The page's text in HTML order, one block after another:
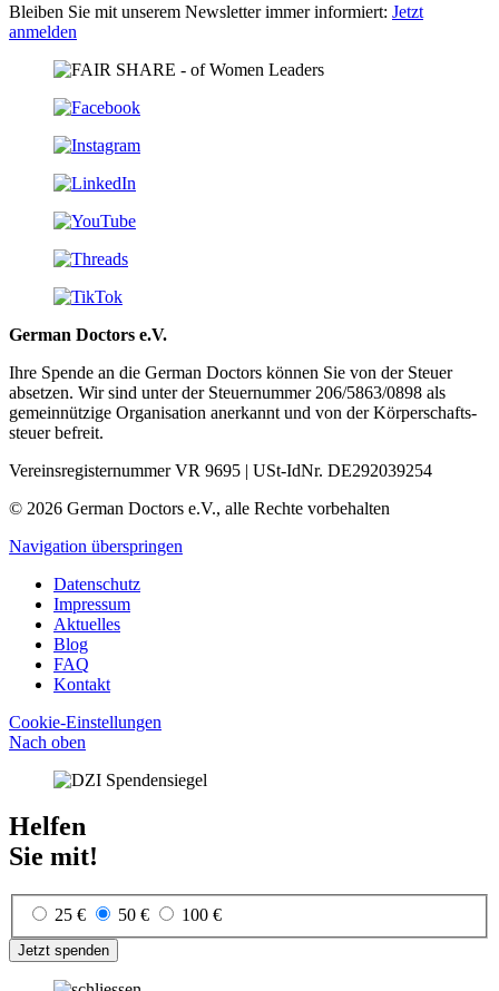
Bleiben Sie mit unserem Newsletter immer informiert: Jetzt
anmelden
German Doctors e.V.
Ihre Spende an die German Doctors können Sie von der Steuer
absetzen. Wir sind unter der Steuer­nummer 206/5863/0898 als
gemein­nützige Organisation aner­kannt und von der Körper­schafts­
steuer befreit.
Vereinsregisternummer VR 9695 | USt-IdNr. DE292039254
© 2026 German Doctors e.V., alle Rechte vorbehalten
Navigation überspringen
Datenschutz
Impressum
Aktuelles
Blog
FAQ
Kontakt
Cookie-Einstellungen
Nach oben
Helfen
Sie mit!
25 € 50 € 100 €
Jetzt spenden